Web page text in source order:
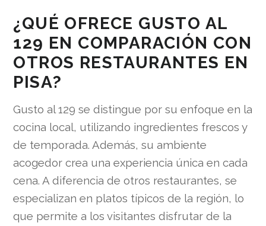
¿QUÉ OFRECE GUSTO AL
129 EN COMPARACIÓN CON
OTROS RESTAURANTES EN
PISA?
Gusto al 129 se distingue por su enfoque en la
cocina local, utilizando ingredientes frescos y
de temporada. Además, su ambiente
acogedor crea una experiencia única en cada
cena. A diferencia de otros restaurantes, se
especializan en platos típicos de la región, lo
que permite a los visitantes disfrutar de la